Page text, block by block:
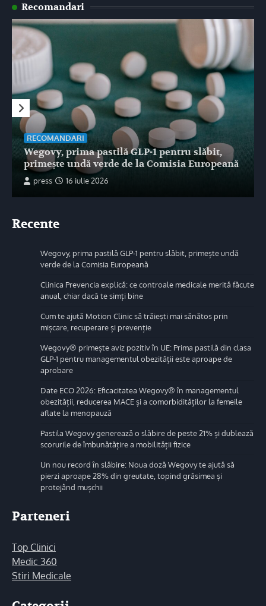
Recomandari
RECOMANDARI
Wegovy, prima pastilă GLP-1 pentru slăbit,
primește undă verde de la Comisia Europeană
press 16 iulie 2026
Recente
Wegovy, prima pastilă GLP-1 pentru slăbit, primește undă
verde de la Comisia Europeană
Clinica Prevencia explică: ce controale medicale merită făcute
anual, chiar dacă te simți bine
Cum te ajută Motion Clinic să trăiești mai sănătos prin
mișcare, recuperare și prevenție
Wegovy® primește aviz pozitiv în UE: Prima pastilă din clasa
GLP-1 pentru managementul obezității este aproape de
aprobare
Date ECO 2026: Eficacitatea Wegovy® în managementul
obezității, reducerea MACE și a comorbidităților la femeile
aflate la menopauză
Pastila Wegovy generează o slăbire de peste 21% și dublează
scorurile de îmbunătățire a mobilității fizice
Un nou record în slăbire: Noua doză Wegovy te ajută să
pierzi aproape 28% din greutate, topind grăsimea și
protejând mușchii
Parteneri
Top Clinici
Medic 360
Stiri Medicale